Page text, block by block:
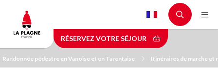
contenu
principal
RÉSERVEZ VOTRE SÉJOUR
Randonnée pédestre en Vanoise et en Tarentaise Itinéraires de marche et